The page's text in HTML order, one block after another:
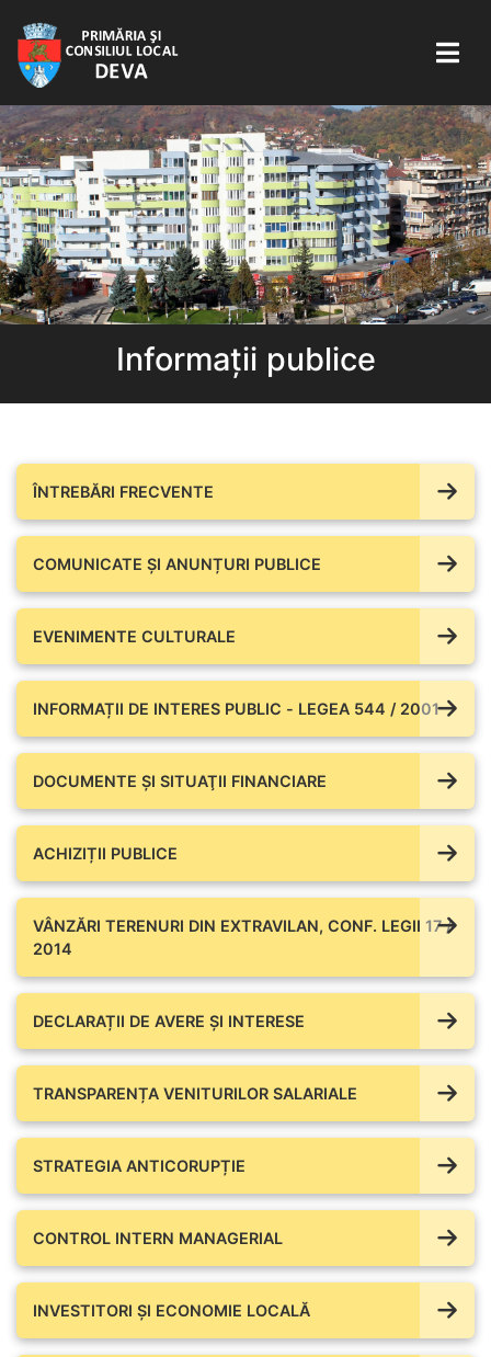
Informații publice
ÎNTREBĂRI FRECVENTE
COMUNICATE ŞI ANUNȚURI PUBLICE
EVENIMENTE CULTURALE
INFORMAȚII DE INTERES PUBLIC - LEGEA 544 / 2001
DOCUMENTE ŞI SITUAŢII FINANCIARE
ACHIZIȚII PUBLICE
VÂNZĂRI TERENURI DIN EXTRAVILAN, CONF. LEGII 17 /
2014
DECLARAȚII DE AVERE ŞI INTERESE
TRANSPARENȚA VENITURILOR SALARIALE
STRATEGIA ANTICORUPȚIE
CONTROL INTERN MANAGERIAL
INVESTITORI ȘI ECONOMIE LOCALĂ